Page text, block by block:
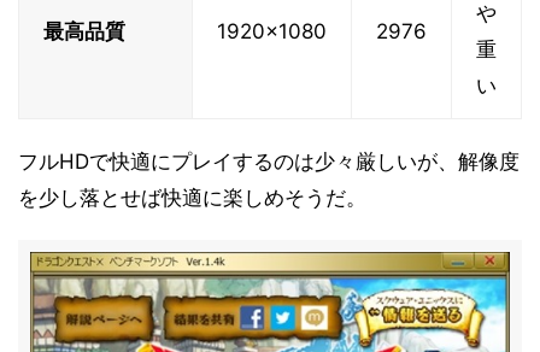
最高品質 1920x1080 2976
や
重
い
フルHDで快適にプレイするのは少々厳しいが、解像度
を少し落とせば快適に楽しめそうだ。